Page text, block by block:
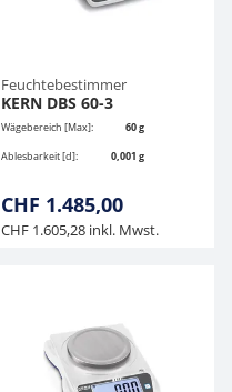
Feuchtebestimmer
KERN DBS 60-3
Wägebereich [Max]:
60 g
Ablesbarkeit [d]:
0,001 g
CHF 1.485,00
CHF 1.605,28 inkl. Mwst.